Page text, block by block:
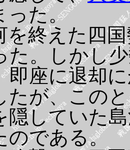
った。
を終えた四
た。しかし
即座に退却
たが、この
隠していた
のである。